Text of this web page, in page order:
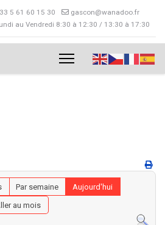
5 61 60 15 30
gascon@wanadoo.fr
au Vendredi 8:30 à 12:30 / 13:30 à 17:30
Par semaine
Aujourd'hui
au mois